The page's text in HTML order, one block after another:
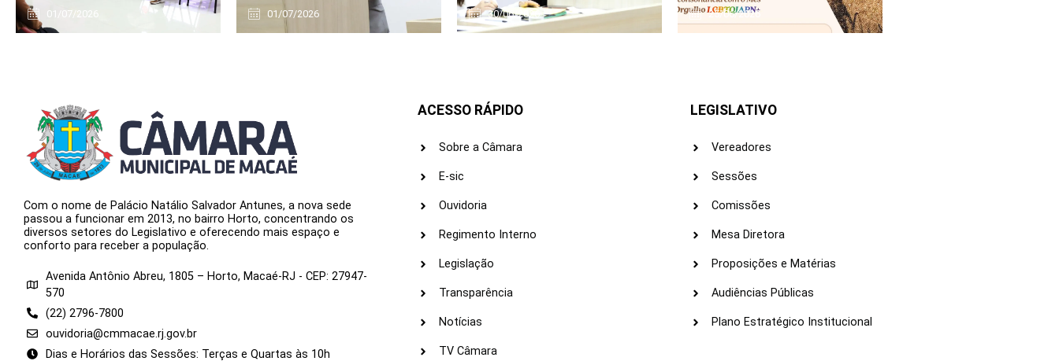
01/07/2026 01/07/2026 30/06/2026 25/06/2026
Com o nome de Palácio Natálio Salvador Antunes, a nova sede
passou a funcionar em 2013, no bairro Horto, concentrando os
diversos setores do Legislativo e oferecendo mais espaço e
conforto para receber a população.
Avenida Antônio Abreu, 1805 – Horto, Macaé-RJ - CEP: 27947-
570
(22) 2796-7800
ouvidoria@cmmacae.rj.gov.br
Dias e Horários das Sessões: Terças e Quartas às 10h
ACESSO RÁPIDO
Sobre a Câmara
E-sic
Ouvidoria
Regimento Interno
Legislação
Transparência
Notícias
TV Câmara
LEGISLATIVO
Vereadores
Sessões
Comissões
Mesa Diretora
Proposições e Matérias
Audiências Públicas
Plano Estratégico Institucional